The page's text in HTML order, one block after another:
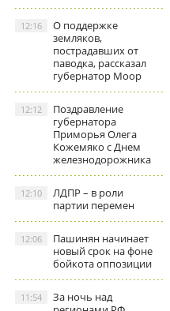
О поддержке
земляков,
пострадавших от
паводка, рассказал
губернатор Моор
12:16
Поздравление
губернатора
Приморья Олега
Кожемяко с Днем
железнодорожника
12:12
ЛДПР – в роли
партии перемен
12:10
Пашинян начинает
новый срок на фоне
бойкота оппозиции
12:06
За ночь над
11:54